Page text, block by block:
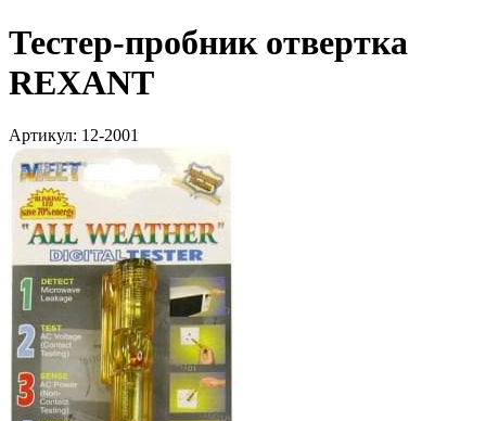
Тестер-пробник отвертка
REXANT
Артикул: 12-2001